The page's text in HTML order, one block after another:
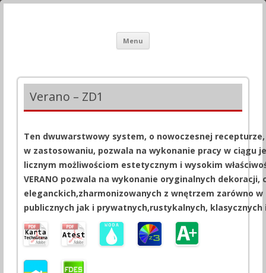
Systemy Dekoracyjne, Farby,
Menu
Verano – ZD1
Ten dwuwarstwowy system, o nowoczesnej
w zastosowaniu, pozwala na wykonanie pracy w ciągu
licznym możliwościom estetycznym i wysokim
VERANO pozwala na wykonanie oryginalnych dekoracji,
eleganckich,zharmonizowanych z wnętrzem zarówno
publicznych jak i prywatnych,rustykalnych, klasycznych